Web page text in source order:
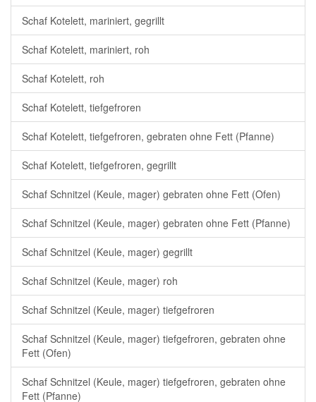
Schaf Kotelett, mariniert, gegrillt
Schaf Kotelett, mariniert, roh
Schaf Kotelett, roh
Schaf Kotelett, tiefgefroren
Schaf Kotelett, tiefgefroren, gebraten ohne Fett (Pfanne)
Schaf Kotelett, tiefgefroren, gegrillt
Schaf Schnitzel (Keule, mager) gebraten ohne Fett (Ofen)
Schaf Schnitzel (Keule, mager) gebraten ohne Fett (Pfanne)
Schaf Schnitzel (Keule, mager) gegrillt
Schaf Schnitzel (Keule, mager) roh
Schaf Schnitzel (Keule, mager) tiefgefroren
Schaf Schnitzel (Keule, mager) tiefgefroren, gebraten ohne
Fett (Ofen)
Schaf Schnitzel (Keule, mager) tiefgefroren, gebraten ohne
Fett (Pfanne)